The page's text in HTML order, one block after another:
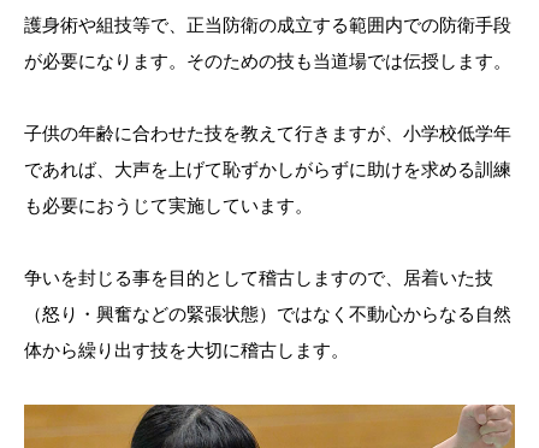
護身術や組技等で、正当防衛の成立する範囲内での防衛手段
が必要になります。そのための技も当道場では伝授します。
子供の年齢に合わせた技を教えて行きますが、小学校低学年
であれば、大声を上げて恥ずかしがらずに助けを求める訓練
も必要におうじて実施しています。
争いを封じる事を目的として稽古しますので、居着いた技
（怒り・興奮などの緊張状態）ではなく不動心からなる自然
体から繰り出す技を大切に稽古します。